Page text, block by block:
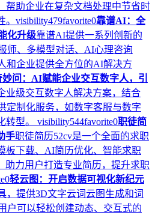
帮助企业在复杂文档处理中节省时
visibility479favorite0靠谱AI：全
化升级靠谱AI提供一系列创新的
师、多模型对话、AI心理咨询
和企业提供全方位的AI解决方
妙问：AI赋能企业交互数字人，引
业级交互数字人解决方案，结合
定制化服务，如数字客服与数字
转型。 visibility544favorite0职徒简
手职徒简历52cv是一个全面的求职
板下载、AI简历优化、智能求职
助力用户打造专业简历，提升求职
0轻云图：开启数据可视化新纪元
，提供3D文字云词云图生成和词
户可以轻松创建动态、交互式的